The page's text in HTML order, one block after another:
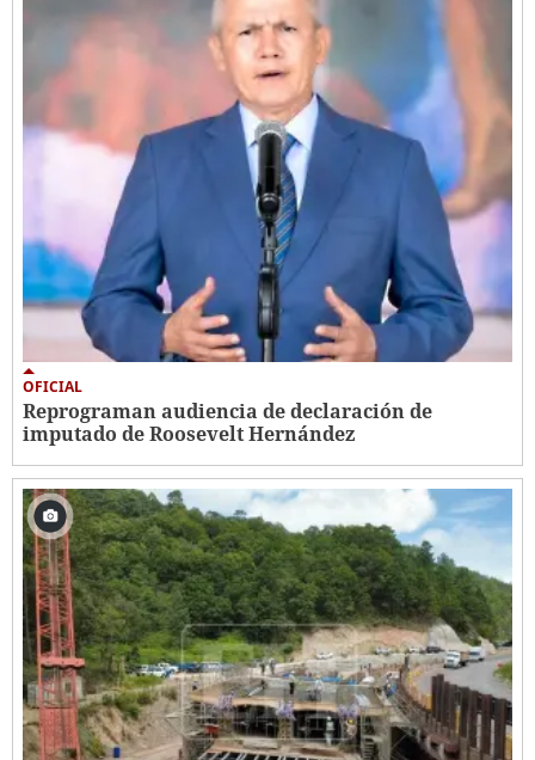
OFICIAL
Reprograman audiencia de declaración de
imputado de Roosevelt Hernández